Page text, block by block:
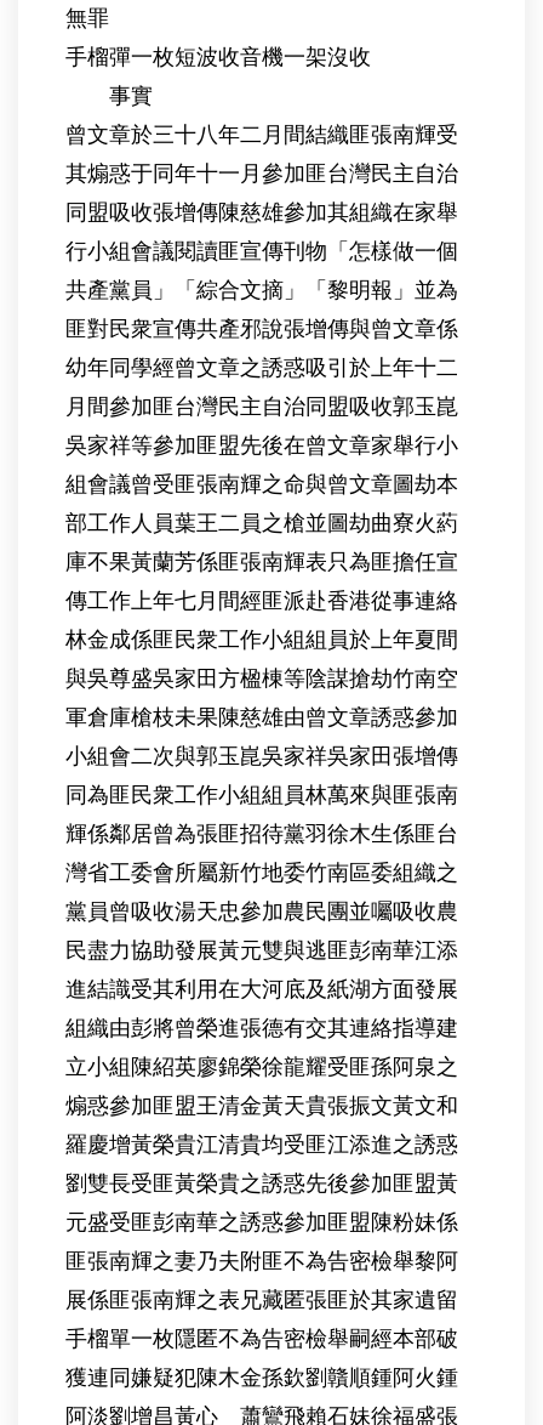
無罪
手榴彈一枚短波收音機一架沒收
事實
曾文章於三十八年二月間結織匪張南輝受
其煽惑于同年十一月參加匪台灣民主自治
同盟吸收張增傳陳慈雄參加其組織在家舉
行小組會議閱讀匪宣傳刊物「怎樣做一個
共產黨員」「綜合文摘」「黎明報」並為
匪對民衆宣傳共產邪說張增傳與曾文章係
幼年同學經曾文章之誘惑吸引於上年十二
月間參加匪台灣民主自治同盟吸收郭玉崑
吳家祥等參加匪盟先後在曾文章家舉行小
組會議曾受匪張南輝之命與曾文章圖劫本
部工作人員葉王二員之槍並圖劫曲寮火葯
庫不果黃蘭芳係匪張南輝表只為匪擔任宣
傳工作上年七月間經匪派赴香港從事連絡
林金成係匪民衆工作小組組員於上年夏間
與吳尊盛吳家田方楹棟等陰謀搶劫竹南空
軍倉庫槍枝未果陳慈雄由曾文章誘惑參加
小組會二次與郭玉崑吳家祥吳家田張增傳
同為匪民衆工作小組組員林萬來與匪張南
輝係鄰居曾為張匪招待黨羽徐木生係匪台
灣省工委會所屬新竹地委竹南區委組織之
黨員曾吸收湯天忠參加農民團並囑吸收農
民盡力協助發展黃元雙與逃匪彭南華江添
進結識受其利用在大河底及紙湖方面發展
組織由彭將曾榮進張德有交其連絡指導建
立小組陳紹英廖錦榮徐龍耀受匪孫阿泉之
煽惑參加匪盟王清金黃天貴張振文黃文和
羅慶增黃榮貴江清貴均受匪江添進之誘惑
劉雙長受匪黃榮貴之誘惑先後參加匪盟黃
元盛受匪彭南華之誘惑參加匪盟陳粉妹係
匪張南輝之妻乃夫附匪不為告密檢舉黎阿
展係匪張南輝之表兄藏匿張匪於其家遺留
手榴單一枚隱匿不為告密檢舉嗣經本部破
獲連同嫌疑犯陳木金孫欽劉贛順鍾阿火鍾
阿淡劉增昌黃心 蕭鸞飛賴石妹徐福盛張